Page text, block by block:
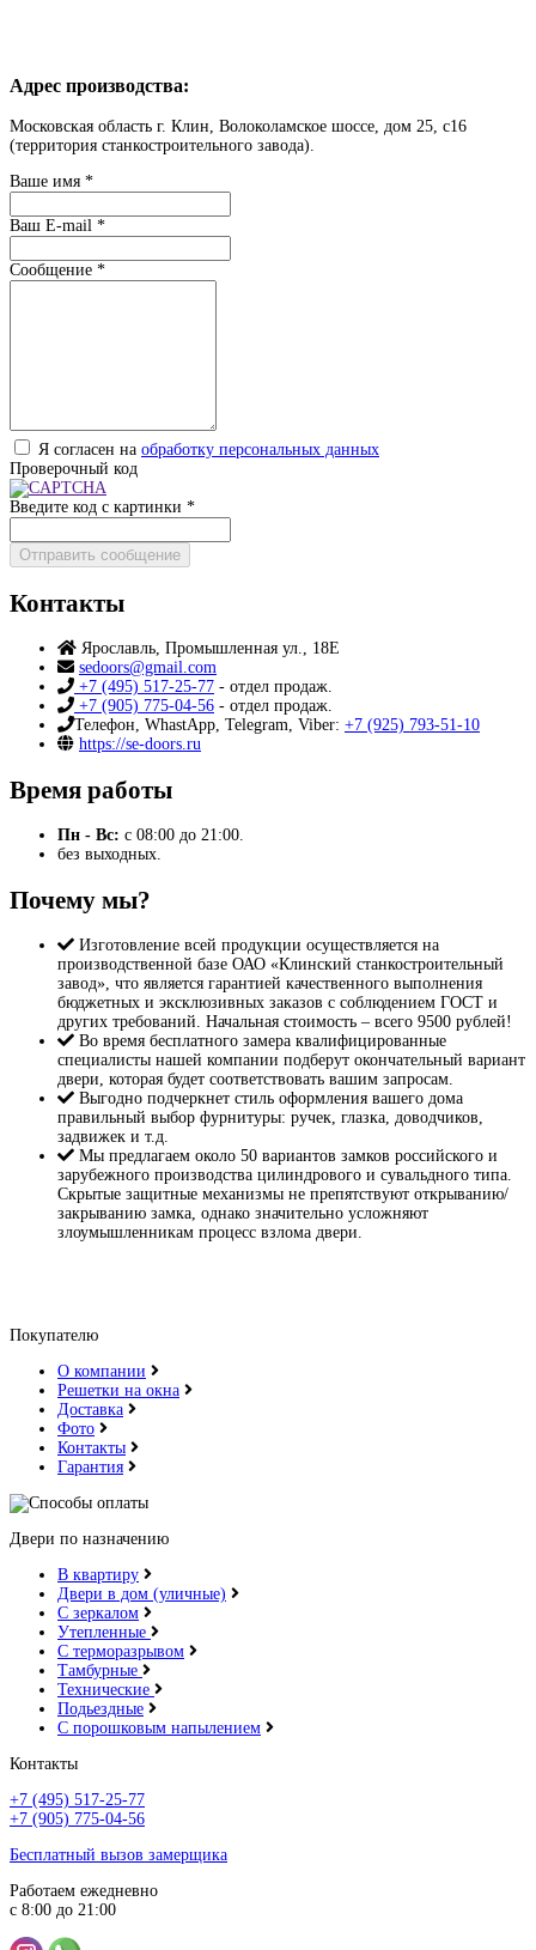
Адрес производства:
Московская область г. Клин, Волоколамское шоссе, дом 25, с16
(территория станкостроительного завода).
Ваше имя *
Ваш E-mail *
Сообщение *
Я согласен на обработку персональных данных
Проверочный код
Введите код с картинки *
Отправить сообщение
Контакты
Ярославль, Промышленная ул., 18Е
sedoors@gmail.com
+7 (495) 517-25-77 - отдел продаж.
+7 (905) 775-04-56 - отдел продаж.
Телефон, WhastApp, Telegram, Viber: +7 (925) 793-51-10
https://se-doors.ru
Время работы
Пн - Вс: с 08:00 до 21:00.
без выходных.
Почему мы?
Изготовление всей продукции осуществляется на
производственной базе ОАО «Клинский станкостроительный
завод», что является гарантией качественного выполнения
бюджетных и эксклюзивных заказов с соблюдением ГОСТ и
других требований. Начальная стоимость – всего 9500 рублей!
Во время бесплатного замера квалифицированные
специалисты нашей компании подберут окончательный вариант
двери, которая будет соответствовать вашим запросам.
Выгодно подчеркнет стиль оформления вашего дома
правильный выбор фурнитуры: ручек, глазка, доводчиков,
задвижек и т.д.
Мы предлагаем около 50 вариантов замков российского и
зарубежного производства цилиндрового и сувальдного типа.
Скрытые защитные механизмы не препятствуют открыванию/
закрыванию замка, однако значительно усложняют
злоумышленникам процесс взлома двери.
Покупателю
О компании
Решетки на окна
Доставка
Фото
Контакты
Гарантия
Двери по назначению
В квартиру
Двери в дом (уличные)
С зеркалом
Утепленные
С терморазрывом
Тамбурные
Технические
Подьездные
С порошковым напылением
Контакты
+7 (495) 517-25-77
+7 (905) 775-04-56
Бесплатный вызов замерщика
Работаем ежедневно
с 8:00 до 21:00